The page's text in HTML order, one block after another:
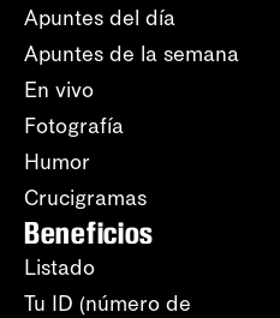
Apuntes del día
Apuntes de la semana
En vivo
Fotografía
Humor
Crucigramas
Beneficios
Listado
Tu ID (número de